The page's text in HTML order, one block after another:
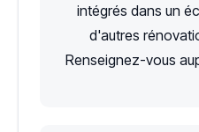
intégrés dans un
d'autres
Renseignez-vous